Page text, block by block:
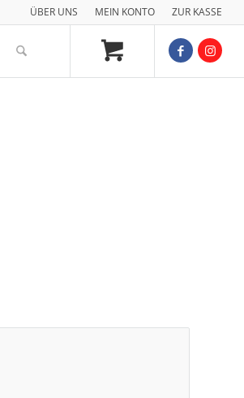
ÜBER UNS MEIN KONTO ZUR KASSE